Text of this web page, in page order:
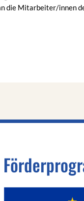
die Mitarbeiter/innen